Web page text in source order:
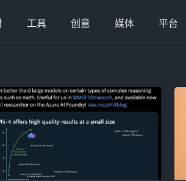
工具 创意 媒体 平台